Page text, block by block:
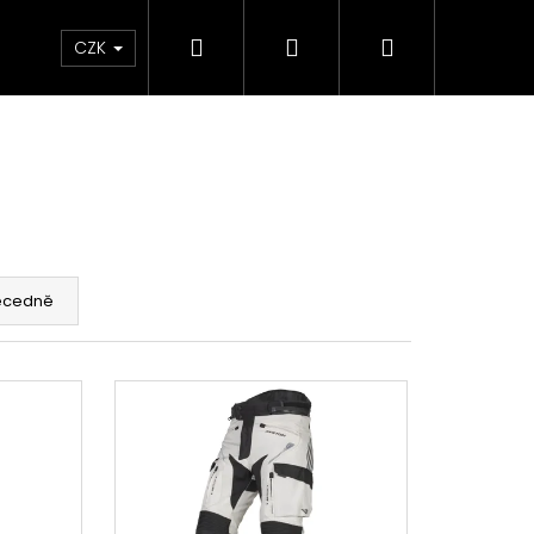
& Maziva Příslušenství Dárkové
CZK Hledat PřihlášeníNákupní
Následující